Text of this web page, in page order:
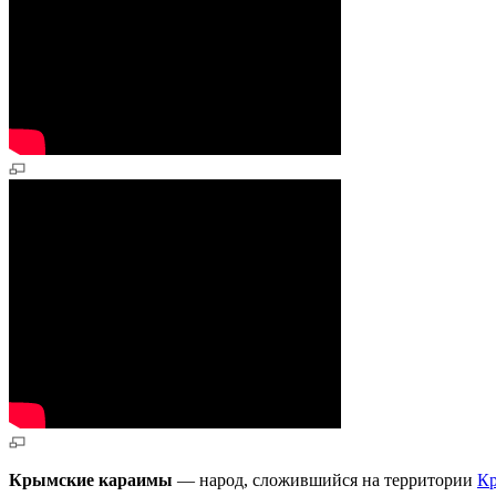
Крымские караимы — народ, сложившийся на территории